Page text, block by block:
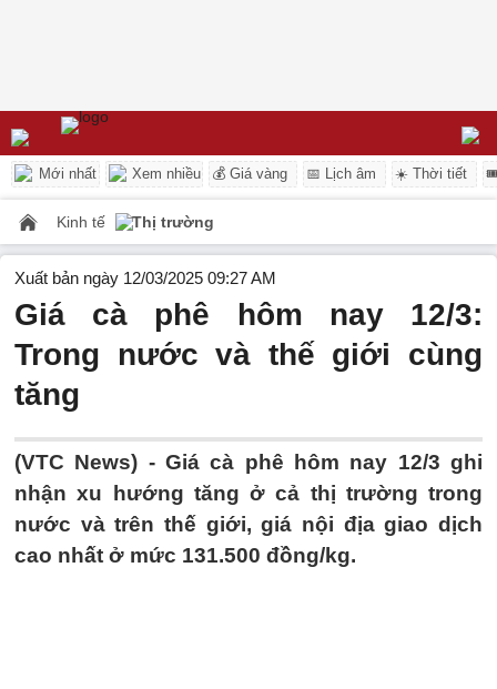
Mới nhất Xem nhiều 💰 Giá vàng 📅 Lịch âm ☀️ Thời tiết
Kinh tế Thị trường
Xuất bản ngày 12/03/2025 09:27 AM
Giá cà phê hôm nay 12/3:
Trong nước và thế giới cùng
tăng
(VTC News) - Giá cà phê hôm nay 12/3 ghi
nhận xu hướng tăng ở cả thị trường trong
nước và trên thế giới, giá nội địa giao dịch
cao nhất ở mức 131.500 đồng/kg.